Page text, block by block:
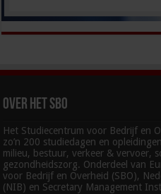
Over het SBO
Het Studiecentrum voor Bedrijf en
zo’n 200 studiedagen en
milieu, bestuur, verkeer & vervoer,
gezondheidszorg. Onderdeel van
voor Bedrijf en Overheid (SBO),
(NIB) en Secretary Management